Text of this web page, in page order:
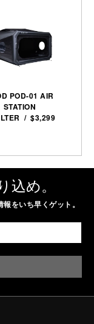
POD-01 AIR
STATION
/ $3,299
込め。
をいち早くゲット。